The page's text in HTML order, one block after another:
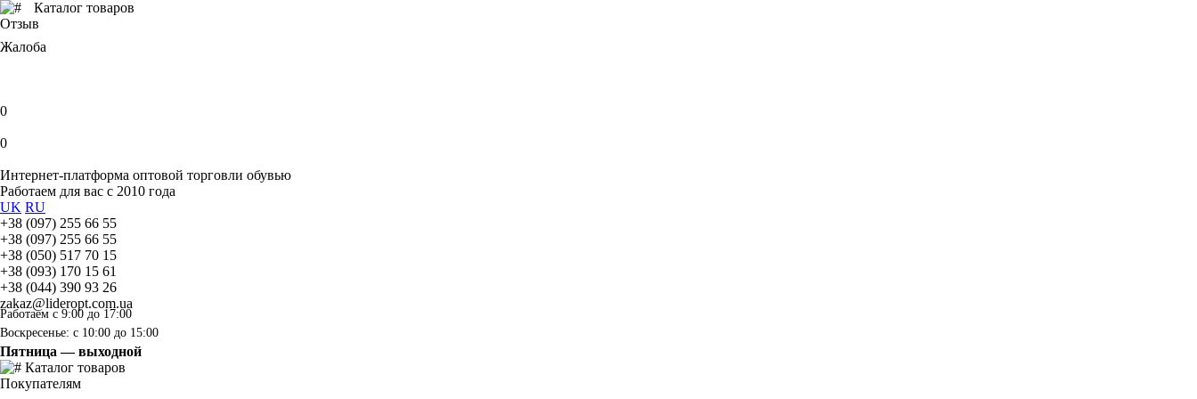
Каталог товаров
Отзыв
Жалоба
0
0
Интернет-платформа оптовой торговли обувью
Работаем для вас с 2010 года
UK RU
+38 (097) 255 66 55
+38 (097) 255 66 55
+38 (050) 517 70 15
+38 (093) 170 15 61
+38 (044) 390 93 26
zakaz@lideropt.com.ua
Работаем с 9:00 до 17:00
Воскресенье: с 10:00 до 15:00
Пятница — выходной
Каталог товаров
Покупателям